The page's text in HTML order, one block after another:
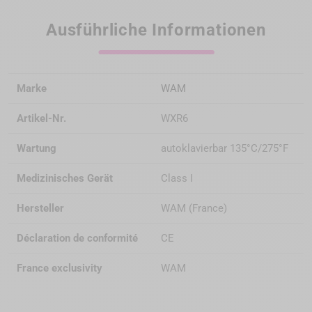
Apply ultrasonic waves at full power, for 1 or 2
without spray.
on this picture.
Squeeze the forceps. When the larger prong hits the
the axis of the pos
Ausführliche Informationen
Marke WAM
Artikel-Nr. WXR6
Wartung autoklavierbar 135°C/275°F
Medizinisches Gerät Class I
Hersteller WAM (France)
Déclaration de conformité CE
France exclusivity WAM